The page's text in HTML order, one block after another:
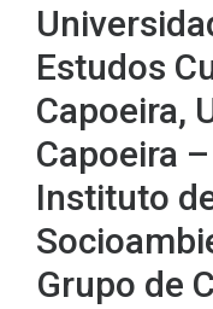
Estudos
Capoeira,
Capoeira
Instituto
Grupo de